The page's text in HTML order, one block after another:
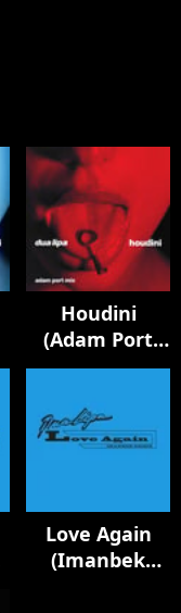
Houdini
(Adam Port
Mix)
Love Again
(Imanbek